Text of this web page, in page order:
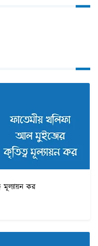
মূল্যায়ন কর